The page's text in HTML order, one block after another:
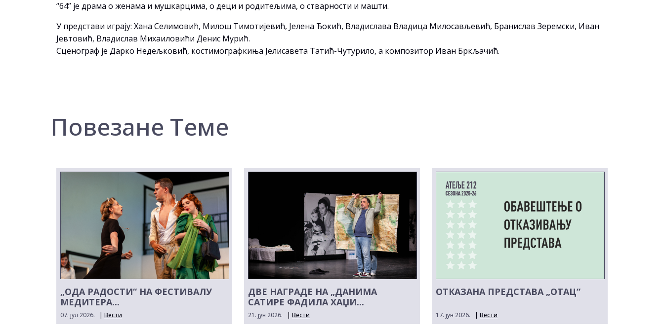
“64” је драма о женама и мушкарцима, о деци и родитељима, о стварности и машти.
У представи играју: Хана Селимовић, Милош Тимотијевић, Јелена Ђокић, Владислава Владица Милосављевић, Бранислав Зеремски, Иван
Јевтовић, Владислав Михаиловићи Денис Мурић.
Сценограф је Дарко Недељковић, костимографкиња Јелисавета Татић-Чутурило, а композитор Иван Бркљачић.
Повезане Теме
„ОДА РАДОСТИ“ НА ФЕСТИВАЛУ
МЕДИТЕРА...
07. јул 2026. | Вести
ДВЕ НАГРАДЕ НА „ДАНИМА
САТИРЕ ФАДИЛА ХАЏИ...
21. јун 2026. | Вести
ОТКАЗАНА ПРЕДСТАВА „ОТАЦ“
17. јун 2026. | Вести